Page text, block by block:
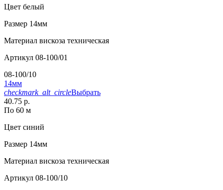
Цвет белый
Размер 14мм
Материал вискоза техническая
Артикул 08-100/01
08-100/10
14мм
checkmark_alt_circleВыбрать
40.75 р.
По 60 м
Цвет синий
Размер 14мм
Материал вискоза техническая
Артикул 08-100/10